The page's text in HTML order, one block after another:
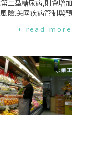
出,需要更多的研究來
新研發成治療性無能
二型糖尿病,則會增加
險.美國疾病管制與預
國CDC利用國家人口生
法管轄區中,孕前確診
0.8%,妊娠糖尿病的盛
分析,不同的種族、孕
,2016年美國原住民和
第二型糖尿病盛行率
洲女性最高(11.1%)；
疾病盛行率分別為0.
孕之前、期間和之後
+ read more